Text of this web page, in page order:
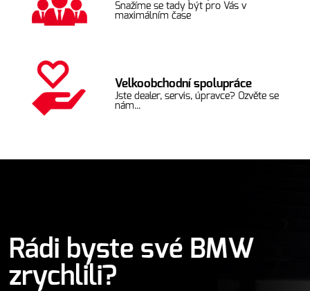
Snažíme se tady být pro Vás v
maximálním čase
Velkoobchodní spolupráce
Jste dealer, servis, úpravce? Ozvěte se
nám...
Rádi byste své BMW
zrychlili?